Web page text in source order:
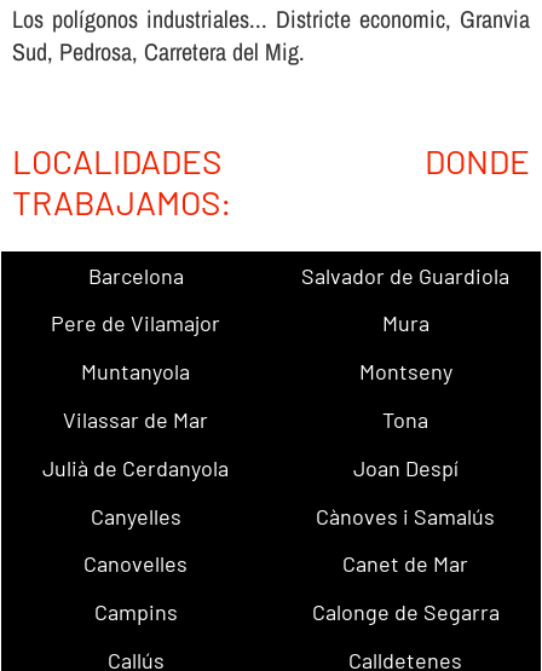
Los polígonos industriales... Districte economic, Granvia
Sud, Pedrosa, Carretera del Mig.
LOCALIDADES DONDE
TRABAJAMOS:
Barcelona
Salvador de Guardiola
Pere de Vilamajor
Mura
Muntanyola
Montseny
Vilassar de Mar
Tona
Julià de Cerdanyola
Joan Despí
Canyelles
Cànoves i Samalús
Canovelles
Canet de Mar
Campins
Calonge de Segarra
Callús
Calldetenes